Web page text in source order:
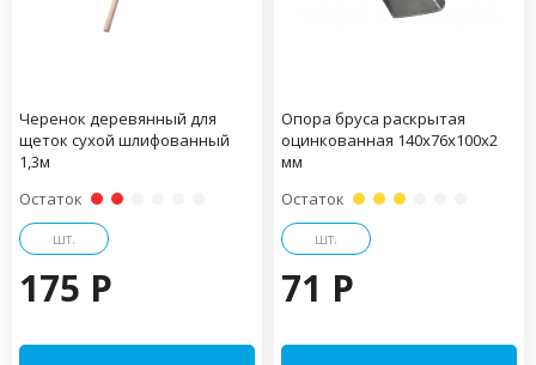
Черенок деревянный для
щеток сухой шлифованный
1,3м
Остаток
шт.
175 P
Опора бруса раскрытая
оцинкованная 140х76х100х2
мм
Остаток
шт.
71 P